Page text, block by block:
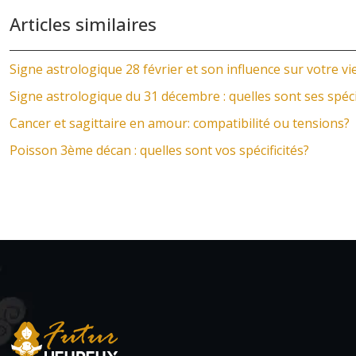
Articles similaires
Signe astrologique 28 février et son influence sur votre
Signe astrologique du 31 décembre : quelles sont ses
Cancer et sagittaire en amour: compatibilité ou tensions?
Poisson 3ème décan : quelles sont vos spécificités?